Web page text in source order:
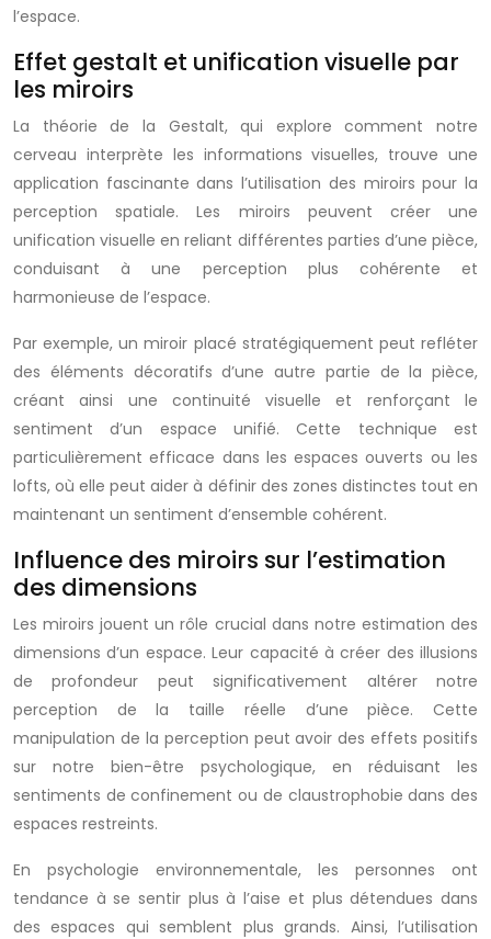
l’espace.
Effet gestalt et unification visuelle par
les miroirs
La théorie de la Gestalt, qui explore comment notre
cerveau interprète les informations visuelles, trouve une
application fascinante dans l’utilisation des miroirs pour la
perception spatiale. Les miroirs peuvent créer une
unification visuelle en reliant différentes parties d’une pièce,
conduisant à une perception plus cohérente et
harmonieuse de l’espace.
Par exemple, un miroir placé stratégiquement peut refléter
des éléments décoratifs d’une autre partie de la pièce,
créant ainsi une continuité visuelle et renforçant le
sentiment d’un espace unifié. Cette technique est
particulièrement efficace dans les espaces ouverts ou les
lofts, où elle peut aider à définir des zones distinctes tout en
maintenant un sentiment d’ensemble cohérent.
Influence des miroirs sur l’estimation
des dimensions
Les miroirs jouent un rôle crucial dans notre estimation des
dimensions d’un espace. Leur capacité à créer des illusions
de profondeur peut significativement altérer notre
perception de la taille réelle d’une pièce. Cette
manipulation de la perception peut avoir des effets positifs
sur notre bien-être psychologique, en réduisant les
sentiments de confinement ou de claustrophobie dans des
espaces restreints.
En psychologie environnementale, les personnes ont
tendance à se sentir plus à l’aise et plus détendues dans
des espaces qui semblent plus grands. Ainsi, l’utilisation